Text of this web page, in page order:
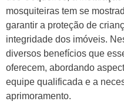
mosquiteiras tem se
garantir a proteção de
integridade dos imóveis.
diversos benefícios que
oferecem, abordando
equipe qualificada e a
aprimoramento.